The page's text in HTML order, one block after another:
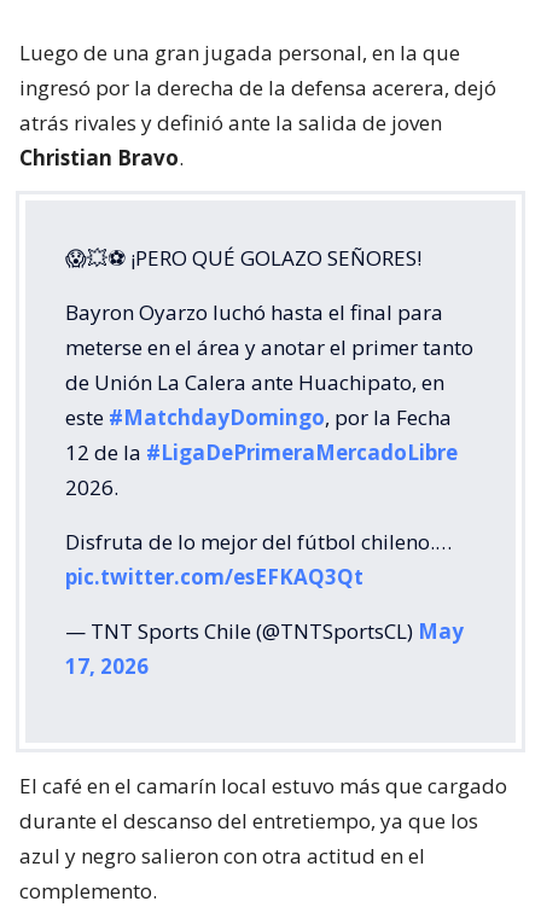
Luego de una gran jugada personal, en la que
ingresó por la derecha de la defensa acerera, dejó
atrás rivales y definió ante la salida de joven
Christian Bravo.
😱💥⚽ ¡PERO QUÉ GOLAZO SEÑORES!
Bayron Oyarzo luchó hasta el final para
meterse en el área y anotar el primer tanto
de Unión La Calera ante Huachipato, en
este #MatchdayDomingo, por la Fecha
12 de la #LigaDePrimeraMercadoLibre
2026.
Disfruta de lo mejor del fútbol chileno.…
pic.twitter.com/esEFKAQ3Qt
— TNT Sports Chile (@TNTSportsCL) May
17, 2026
El café en el camarín local estuvo más que cargado
durante el descanso del entretiempo, ya que los
azul y negro salieron con otra actitud en el
complemento.